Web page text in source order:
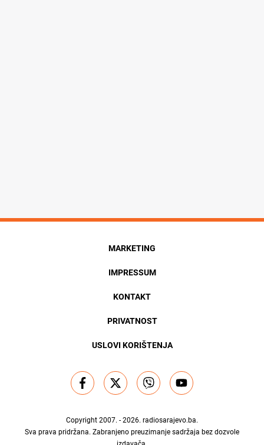
MARKETING
IMPRESSUM
KONTAKT
PRIVATNOST
USLOVI KORIŠTENJA
Copyright 2007. - 2026. radiosarajevo.ba.
Sva prava pridržana. Zabranjeno preuzimanje sadržaja bez dozvole